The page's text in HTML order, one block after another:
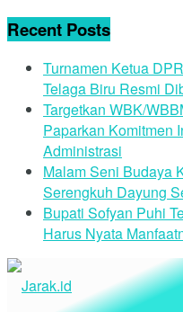
Recent Posts
Turnamen Ketua
Telaga Biru Resmi
Targetkan WBK/
Paparkan Komitmen
Administrasi
Malam Seni Budaya
Serengkuh Dayung
Bupati Sofyan Puhi
Harus Nyata